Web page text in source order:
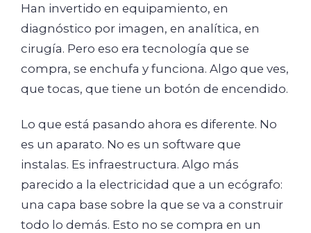
Han invertido en equipamiento, en
diagnóstico por imagen, en analítica, en
cirugía. Pero eso era tecnología que se
compra, se enchufa y funciona. Algo que ves,
que tocas, que tiene un botón de encendido.
Lo que está pasando ahora es diferente. No
es un aparato. No es un software que
instalas. Es infraestructura. Algo más
parecido a la electricidad que a un ecógrafo:
una capa base sobre la que se va a construir
todo lo demás. Esto no se compra en un